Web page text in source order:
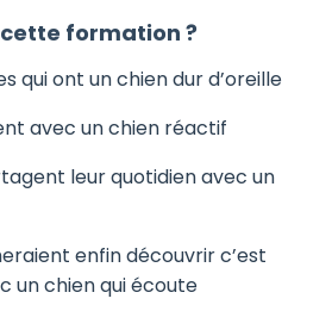
cette formation ?
qui ont un chien dur d’oreille
avec un chien réactif
leur quotidien avec un
enfin découvrir c’est
un chien qui écoute